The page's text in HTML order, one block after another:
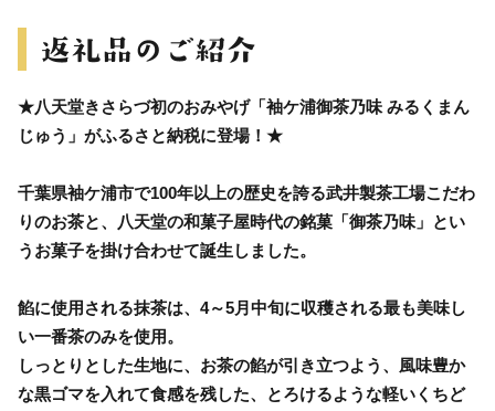
★八天堂きさらづ初のおみやげ「袖ケ浦御茶乃味 みるくまん
じゅう」がふるさと納税に登場！★
千葉県袖ケ浦市で100年以上の歴史を誇る武井製茶工場こだわ
りのお茶と、八天堂の和菓子屋時代の銘菓「御茶乃味」とい
うお菓子を掛け合わせて誕生しました。
餡に使用される抹茶は、4～5月中旬に収穫される最も美味し
い一番茶のみを使用。
しっとりとした生地に、お茶の餡が引き立つよう、風味豊か
な黒ゴマを入れて食感を残した、とろけるような軽いくちど